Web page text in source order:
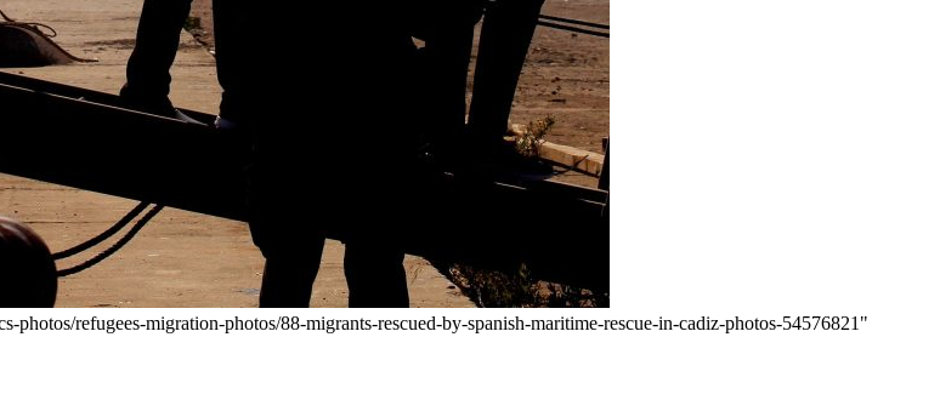
refugees-migration-photos/88-migrants-rescued-by-spanish-maritime-rescue-in-cadiz-photos-54576821"